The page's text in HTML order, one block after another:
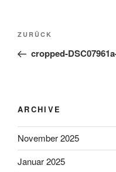
Beitragsnavigation
Vorheriger
Beitrag
ZURÜCK
cropped-
ARCHIVE
November 2025
Januar 2025